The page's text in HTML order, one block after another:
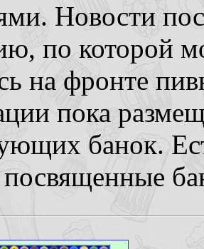
Новости
по которой
на фронте
пока
банок.